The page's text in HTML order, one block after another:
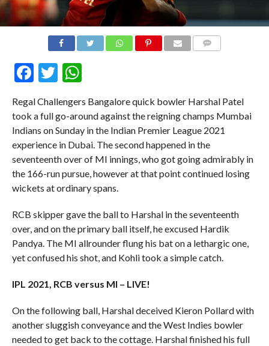
Facebook
Twitter
WhatsApp
Regal Challengers Bangalore quick bowler Harshal Patel
took a full go-around against the reigning champs Mumbai
Indians on Sunday in the Indian Premier League 2021
experience in Dubai. The second happened in the
seventeenth over of MI innings, who got going admirably in
the 166-run pursue, however at that point continued losing
wickets at ordinary spans.
RCB skipper gave the ball to Harshal in the seventeenth
over, and on the primary ball itself, he excused Hardik
Pandya. The MI allrounder flung his bat on a lethargic one,
yet confused his shot, and Kohli took a simple catch.
IPL 2021, RCB versus MI – LIVE!
On the following ball, Harshal deceived Kieron Pollard with
another sluggish conveyance and the West Indies bowler
needed to get back to the cottage. Harshal finished his full